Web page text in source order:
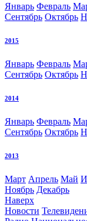
Январь Февраль
Сентябрь Октябрь
2015
Январь Февраль
Сентябрь Октябрь
2014
Январь Февраль
Сентябрь Октябрь
2013
Март Апрель Май
Ноябрь Декабрь
Наверх
Новости